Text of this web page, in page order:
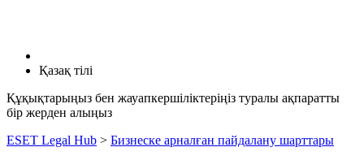
Қазақ тілі
Құқықтарыңыз бен жауапкершіліктеріңіз туралы ақпаратты
бір жерден алыңыз
ESET Legal Hub > Бизнеске арналған пайдалану шарттары